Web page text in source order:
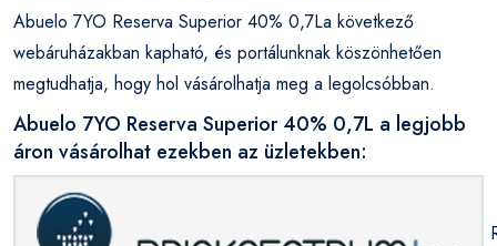
Abuelo 7YO Reserva Superior 40% 0,7La következő
webáruházakban kapható, és portálunknak köszönhetően
megtudhatja, hogy hol vásárolhatja meg a legolcsóbban.
Abuelo 7YO Reserva Superior 40% 0,7L a legjobb
áron vásárolhat ezekben az üzletekben: